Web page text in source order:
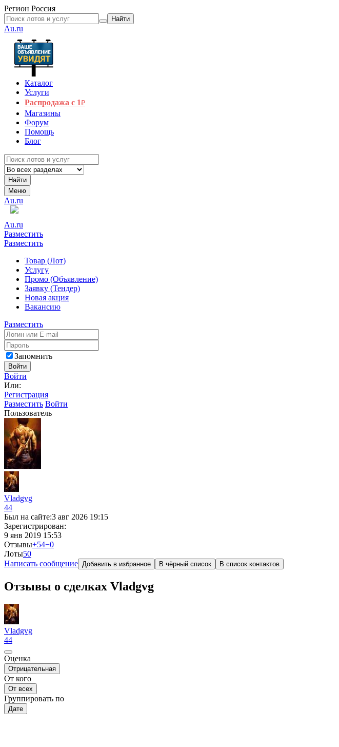
Регион Россия
Найти
Au.ru
Каталог
Услуги
Распродажа с 1₽
Магазины
Форум
Помощь
Блог
Найти
Меню
Au.ru
Au.ru
Разместить
Разместить
Товар (Лот)
Услугу
Промо (Объявление)
Заявку (Тендер)
Новая акция
Вакансию
Разместить
Запомнить
Войти
Войти
Или:
Регистрация
Разместить Войти
Пользователь
Vladgvg
44
Был на сайте:3 авг 2026 19:15
Зарегистрирован:
9 янв 2019 15:53
Отзывы+54−0
Лоты50
Написать сообщение Добавить в избранное В чёрный список В список контактов
Отзывы о сделках Vladgvg
Vladgvg
44
Оценка
Отрицательная
От кого
От всех
Группировать по
Дате